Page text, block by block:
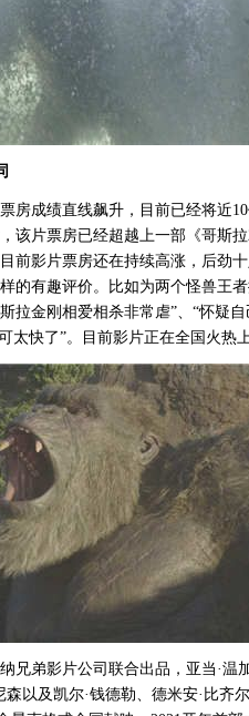
房成绩直线飙升，目前已经将近
该片票房已经超越上一部《哥斯
前影片票房还在持续高涨，后劲
的有趣评价。比如为两个怪兽王
拉金刚相爱相杀非常虐”、“怀疑
太快了”。目前影片正在全国火
兄弟影片公司联合出品，亚当 ·温
森以及凯尔·钱德勒、德米安·比